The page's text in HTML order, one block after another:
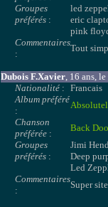
Groupes
préférés :
led
eric
pink
Commentaires
:
Tout
Dubois F.Xavier, 16 ans,
Nationalité : Francais
Album préféré
:
Chanson
préférée :
Back
Groupes
préférés :
Jimi
Deep
Led
Commentaires
:
Super